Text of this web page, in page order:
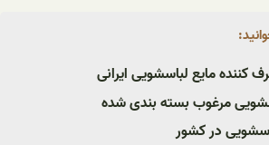
کننده مایع لباسشویی ایرانی
مرغوب بسته بندی شده
در کشور